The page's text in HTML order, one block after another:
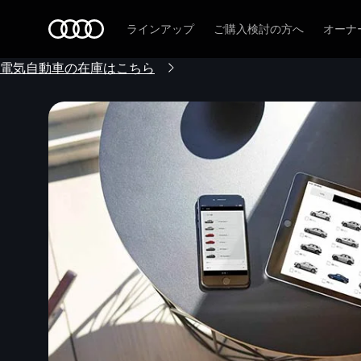
ラインアップ ご購入検討の方へ オーナ
電気自動車の在庫はこちら